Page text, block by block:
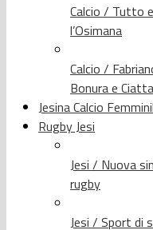
Calcio / Tutto
l’Osimana
Calcio /
Bonura e
Jesina Calcio
Rugby Jesi
Jesi / Nuova
rugby
Jesi / Sport di